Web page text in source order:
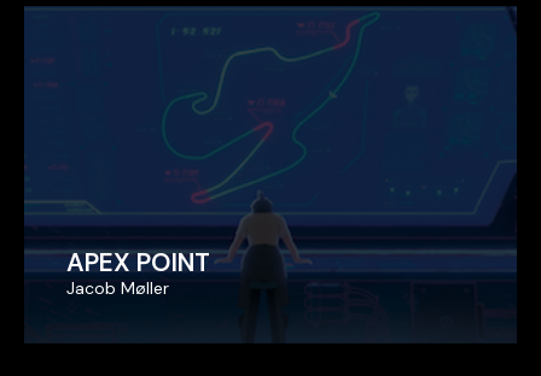
APEX POINT
Jacob Møller
APEX POINT
Jacob Møller